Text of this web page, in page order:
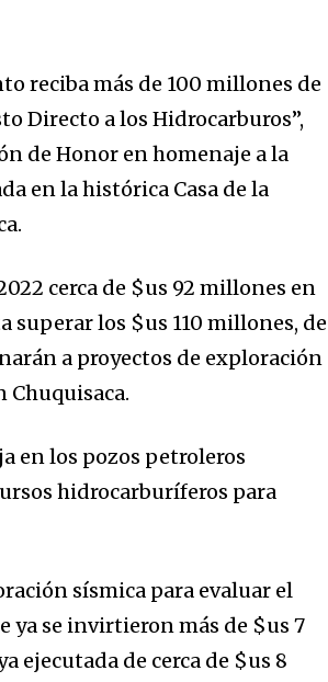
reciba más de 100 millones de
Directo a los Hidrocarburos”,
de Honor en homenaje a la
en la histórica Casa de la
cerca de $us 92 millones en
superar los $us 110 millones, de
a proyectos de exploración
Chuquisaca.
en los pozos petroleros
hidrocarburíferos para
sísmica para evaluar el
ya se invirtieron más de $us 7
ejecutada de cerca de $us 8